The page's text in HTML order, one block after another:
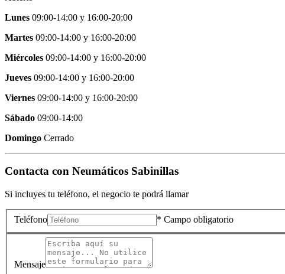
Lunes 09:00-14:00 y 16:00-20:00
Martes 09:00-14:00 y 16:00-20:00
Miércoles 09:00-14:00 y 16:00-20:00
Jueves 09:00-14:00 y 16:00-20:00
Viernes 09:00-14:00 y 16:00-20:00
Sábado 09:00-14:00
Domingo Cerrado
Contacta con Neumáticos Sabinillas
Si incluyes tu teléfono, el negocio te podrá llamar
Teléfono * Campo obligatorio
Mensaje